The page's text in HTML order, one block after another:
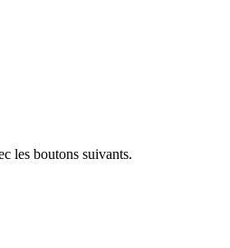
les boutons suivants.